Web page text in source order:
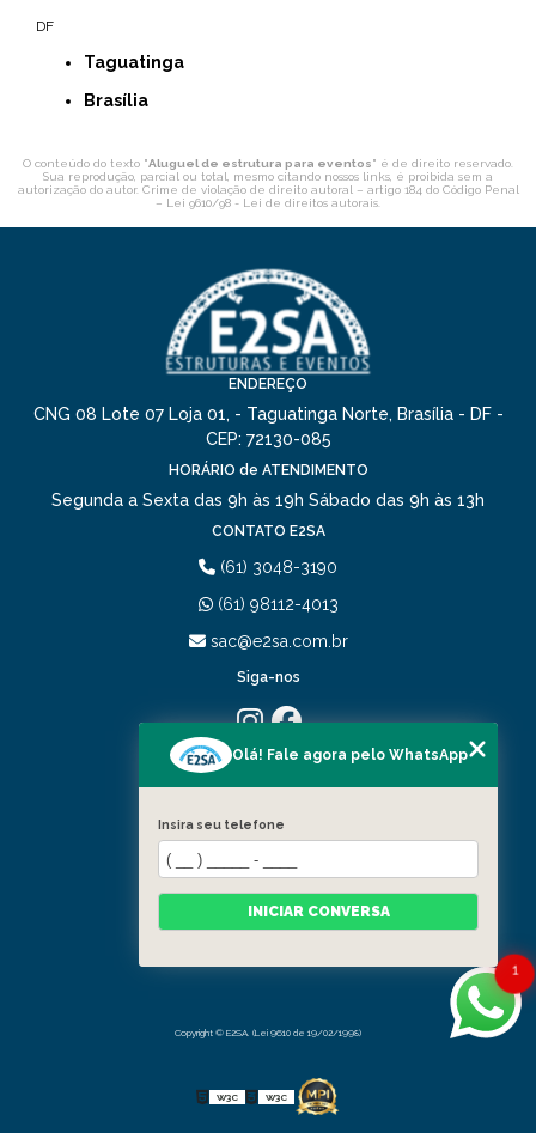
DF
Taguatinga
Brasília
O conteúdo do texto "Aluguel de estrutura para eventos" é de direito reservado.
Sua reprodução, parcial ou total, mesmo citando nossos links, é proibida sem a
autorização do autor. Crime de violação de direito autoral – artigo 184 do Código Penal
– Lei 9610/98 - Lei de direitos autorais
ENDEREÇO
CNG 08 Lote 07 Loja 01, - Taguatinga Norte, Brasília - DF -
CEP: 72130-085
HORÁRIO de ATENDIMENTO
Segunda a Sexta das 9h às 19h Sábado das 9h às 13h
CONTATO E2SA
(61) 3048-3190
(61) 98112-4013
sac@e2sa.com.br
Siga-nos
QUEM SOMOS
PORTIFÓLIO
SERVIÇOS
CONTATO
CATEGORIAS
Copyright © E2SA. (Lei 9610 de 19/02/1998)
W3C W3C
1
Olá! Fale agora pelo WhatsApp
Insira seu telefone
INICIAR CONVERSA